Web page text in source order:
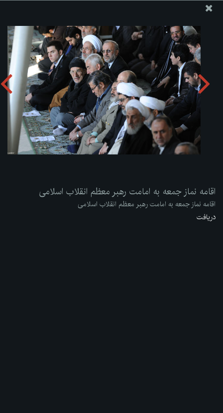
ارسال نامه
وجوهات
اقامه نماز جمعه به امامت رهبر معظم انقلاب اسلامی
دریافت آلبوم: zip
اقامه نماز جمعه به امامت رهبر معظم انقلاب اسلامی
اقامه نماز جمعه به امامت رهبر معظم انقلاب اسلامی
دریافت